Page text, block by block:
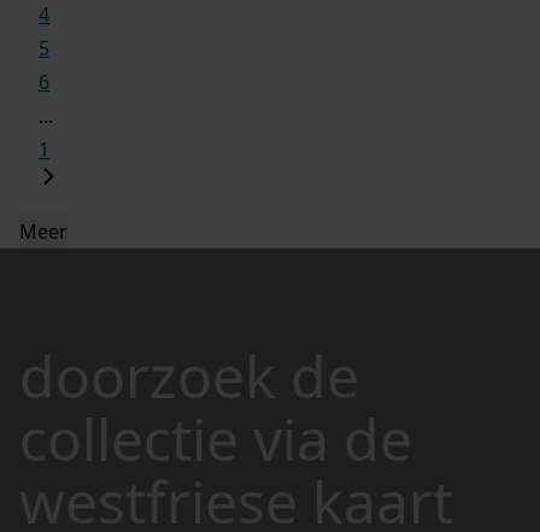
4
5
6
...
1
Meer
doorzoek de
collectie via de
westfriese kaart